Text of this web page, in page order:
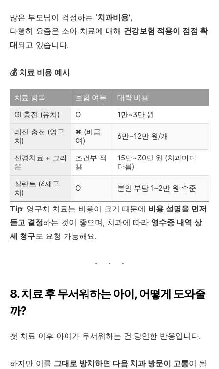
많은 부모님이 걱정하는 ‘치과비용’,
다행히 요즘은 소아 치료에 대해 건강보험 적용이 점점 확
대되고 있습니다.
💰 치료 비용 예시
치료 항목 보험 여부
대략 비용
GI 충전 (유치)
O
1만~3만 원
레진 충전 (영구
치)
✖ (비급
여)
6만~12만 원/개
신경치료 + 크라
운
조건부 적
용
15만~30만 원 (치과마다
다름)
실란트 (6세구
치)
O 본인 부담 1~2만 원 수준
Tip: 영구치 치료는 비용이 크기 때문에 비용 설명을 먼저
듣고 결정하는 것이 좋으며, 치과에 따라 영수증 내역 상
세 청구도 요청 가능해요.
8. 치료 후 무서워하는 아이, 어떻게 도와줄
까?
첫 치료 이후 아이가 무서워하는 건 당연한 반응입니다.
하지만 이를 그대로 방치하면 다음 치과 방문이 고통이 될